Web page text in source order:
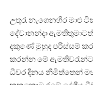
උතුරැ නැගෙනහිර මාළු
දේවානන්දා
දකුණේ මුහුද පරිස්සම්
කරන්න මේ ඇමතිවරැන්ට
ධීවර දිනය නිමිත්තෙන්